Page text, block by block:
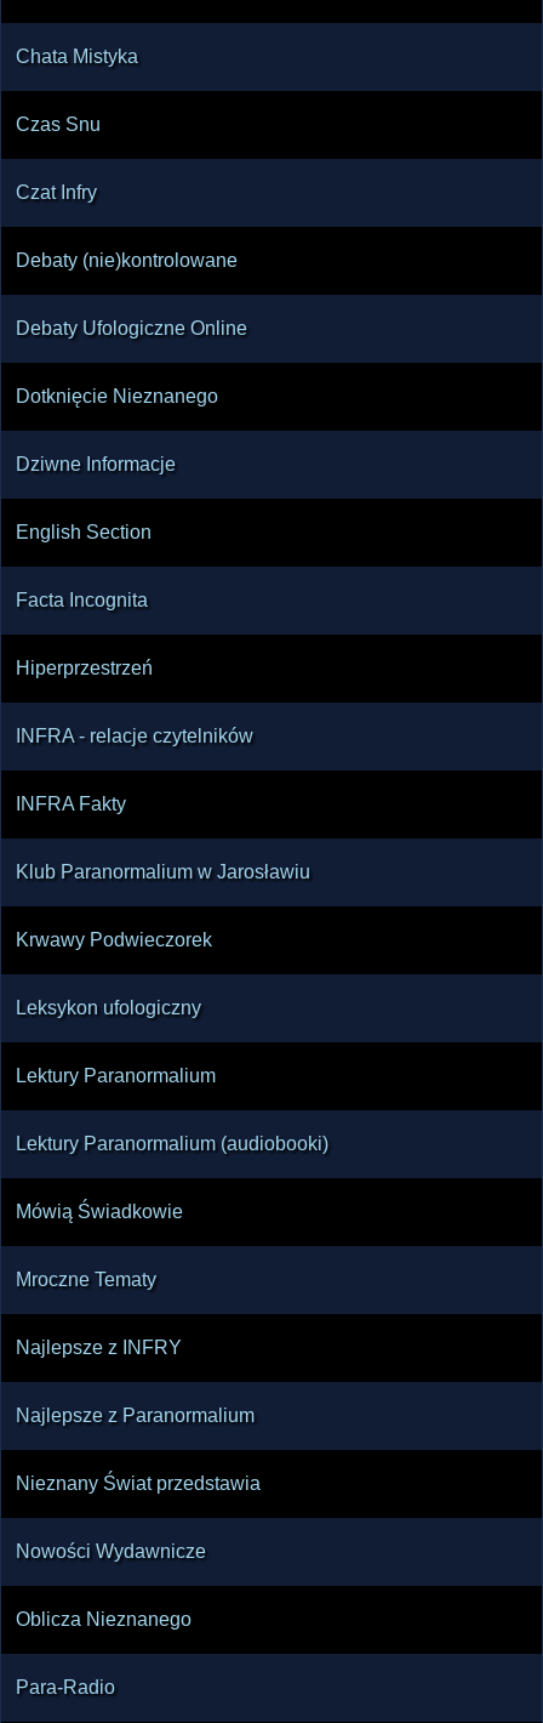
Chata Mistyka
Czas Snu
Czat Infry
Debaty (nie)kontrolowane
Debaty Ufologiczne Online
Dotknięcie Nieznanego
Dziwne Informacje
English Section
Facta Incognita
Hiperprzestrzeń
INFRA - relacje czytelników
INFRA Fakty
Klub Paranormalium w Jarosławiu
Krwawy Podwieczorek
Leksykon ufologiczny
Lektury Paranormalium
Lektury Paranormalium (audiobooki)
Mówią Świadkowie
Mroczne Tematy
Najlepsze z INFRY
Najlepsze z Paranormalium
Nieznany Świat przedstawia
Nowości Wydawnicze
Oblicza Nieznanego
Para-Radio